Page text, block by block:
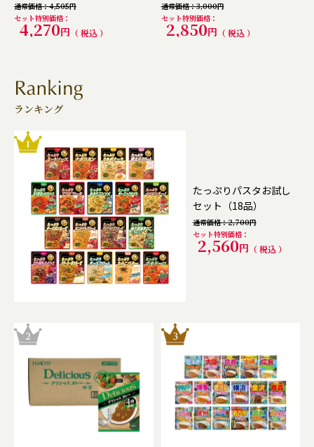
通常価格
4,505
セット特別価格
4,270 税込
通常価格
3,000
セット特別価格
2,850 税込
ランキング
たっぷりパスタお試し
セット（18品）
通常価格
2,700
セット特別価格
2,560 税込